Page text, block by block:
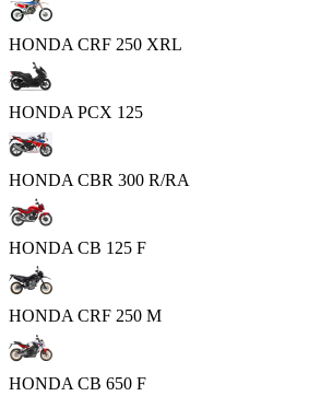
HONDA CRF 250 XRL
HONDA PCX 125
HONDA CBR 300 R/RA
HONDA CB 125 F
HONDA CRF 250 M
HONDA CB 650 F